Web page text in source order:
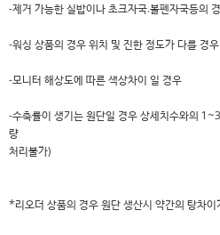
-제거 가능한 실밥이나 초크자국.볼펜자국등의
-워싱 상품의 경우 위치 및 진한 정도가 다를 경
-모니터 해상도에 따른 색상차이 일 경우
-수축률이 생기는 원단일 경우 상세치수와의
량
처리불가)
*리오더 상품의 경우 원단 생산시 약간의 탕차이